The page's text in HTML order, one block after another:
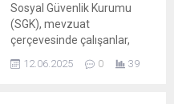
Sosyal Güvenlik Kurumu
(SGK), mevzuat
çerçevesinde çalışanlar,
işverenler ve anneler gibi
12.06.2025 0 39